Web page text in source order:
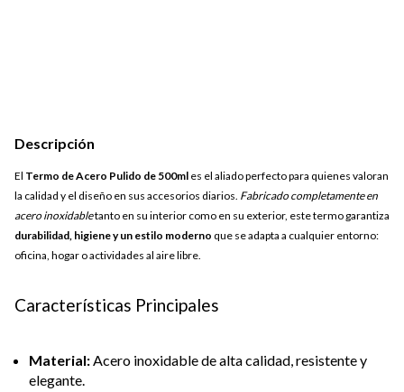
Descripción
El Termo de Acero Pulido de 500ml es el aliado perfecto para quienes valoran
la calidad y el diseño en sus accesorios diarios. Fabricado completamente en
acero inoxidabletanto en su interior como en su exterior, este termo garantiza
durabilidad, higiene y un estilo moderno que se adapta a cualquier entorno:
oficina, hogar o actividades al aire libre.
Características Principales
Material:Acero inoxidable de alta calidad, resistente y
elegante.